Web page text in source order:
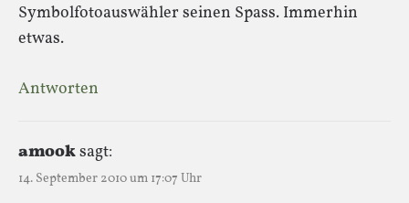
Symbolfotoauswähler seinen Spass. Immerhin
etwas.
Antworten
amooksagt:
14. September 2010 um 17:07 Uhr